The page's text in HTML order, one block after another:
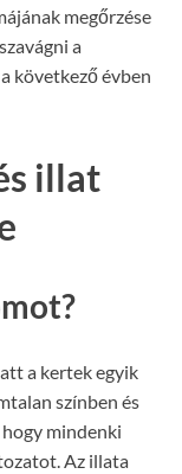
megőrzése
a
következő évben
illat
a kertek egyik
színben és
mindenki
Az illata